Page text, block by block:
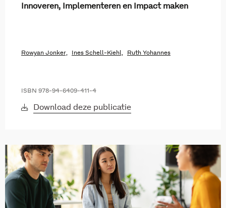
Innoveren, Implementeren en Impact maken
Rowyan Jonker, Ines Schell-Kiehl, Ruth Yohannes
ISBN 978-94-6409-411-4
Download deze publicatie